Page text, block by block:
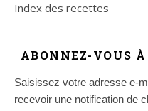
Index des recettes
ABONNEZ-VOUS
Saisissez votre adresse e-
recevoir une notification de